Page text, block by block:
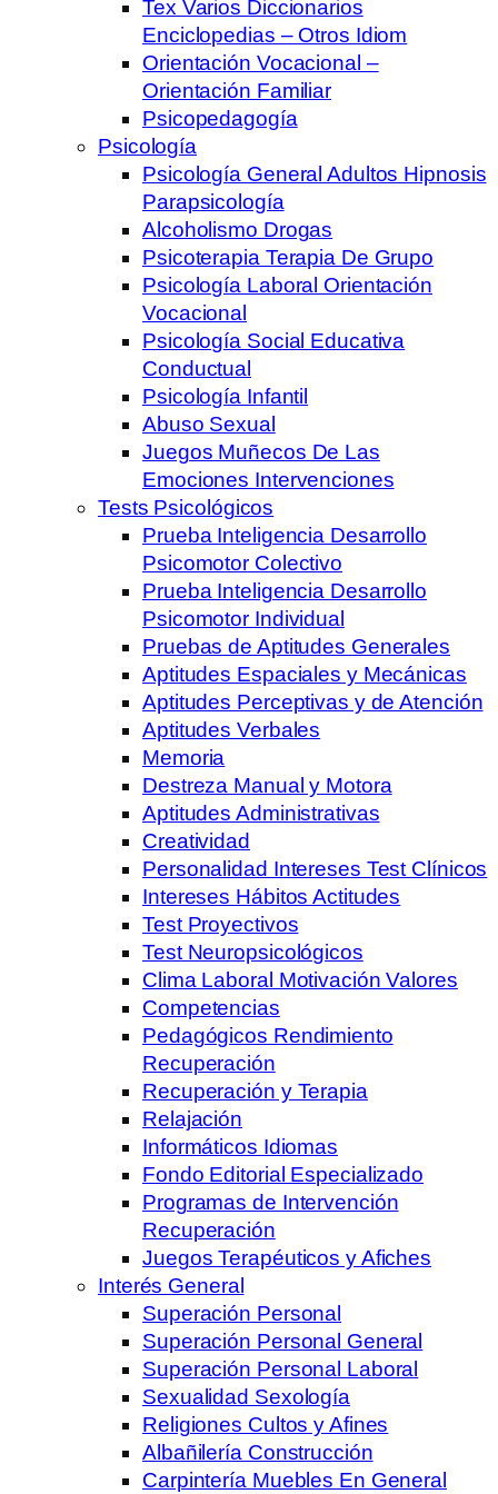
Tex Varios Diccionarios
Enciclopedias – Otros Idiom
Orientación Vocacional –
Orientación Familiar
Psicopedagogía
Psicología
Psicología General Adultos Hipnosis
Parapsicología
Alcoholismo Drogas
Psicoterapia Terapia De Grupo
Psicología Laboral Orientación
Vocacional
Psicología Social Educativa
Conductual
Psicología Infantil
Abuso Sexual
Juegos Muñecos De Las
Emociones Intervenciones
Tests Psicológicos
Prueba Inteligencia Desarrollo
Psicomotor Colectivo
Prueba Inteligencia Desarrollo
Psicomotor Individual
Pruebas de Aptitudes Generales
Aptitudes Espaciales y Mecánicas
Aptitudes Perceptivas y de Atención
Aptitudes Verbales
Memoria
Destreza Manual y Motora
Aptitudes Administrativas
Creatividad
Personalidad Intereses Test Clínicos
Intereses Hábitos Actitudes
Test Proyectivos
Test Neuropsicológicos
Clima Laboral Motivación Valores
Competencias
Pedagógicos Rendimiento
Recuperación
Recuperación y Terapia
Relajación
Informáticos Idiomas
Fondo Editorial Especializado
Programas de Intervención
Recuperación
Juegos Terapéuticos y Afiches
Interés General
Superación Personal
Superación Personal General
Superación Personal Laboral
Sexualidad Sexología
Religiones Cultos y Afines
Albañilería Construcción
Carpintería Muebles En General